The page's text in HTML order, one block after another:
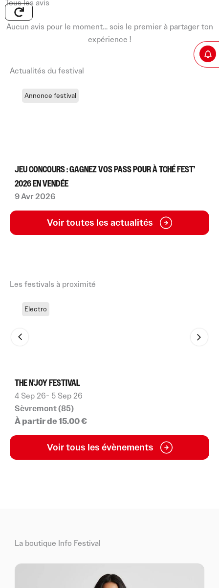
Tous les avis
Aucun avis pour le moment… sois le premier à partager ton
expérience !
Actualités du festival
Annonce festival
JEU CONCOURS : GAGNEZ VOS PASS POUR À TCHÉ FEST’
2026 EN VENDÉE
9 Avr 2026
Voir toutes les actualités
Les festivals à proximité
Electro
THE N'JOY FESTIVAL
4 Sep 26- 5 Sep 26
Sèvremont (85)
À partir de 15.00 €
Voir tous les évènements
La boutique Info Festival